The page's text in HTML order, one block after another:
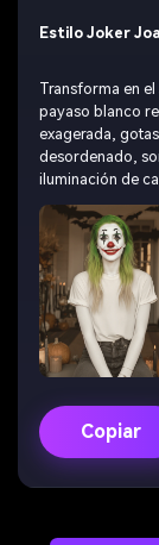
Estilo Joker
Transforma en
payaso blanco
exagerada,
desordenado,
iluminación de
Copiar